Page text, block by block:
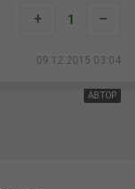
09.12.2015 03:04
+ 1 –
АВТОР